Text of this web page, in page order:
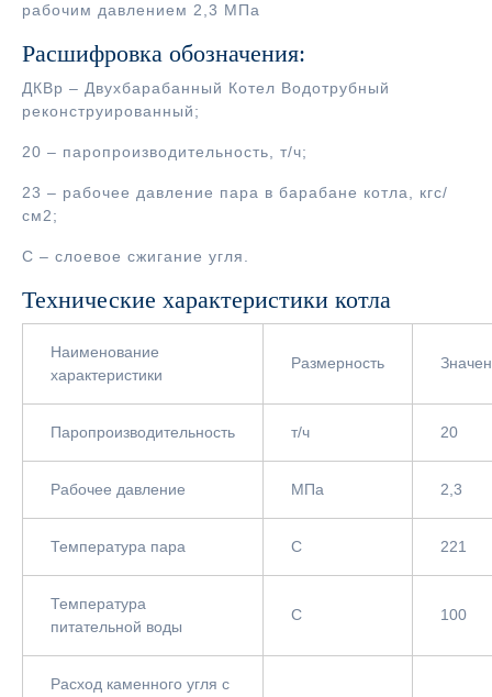
рабочим давлением 2,3 МПа
Расшифровка обозначения:
ДКВр – Двухбарабанный Котел Водотрубный
реконструированный;
20 – паропроизводительность, т/ч;
23 – рабочее давление пара в барабане котла, кгс/
см2;
С – слоевое сжигание угля.
Технические характеристики котла
Наименование
характеристики
Размерность
Паропроизводительность т/ч 20
Рабочее давление МПа 2,3
Температура пара С 221
Температура
питательной воды
С 100
Расход каменного угля с